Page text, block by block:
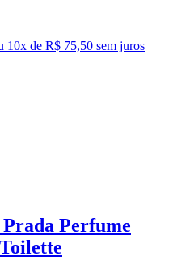
10x de R$ 75,50 sem juros
Perfume